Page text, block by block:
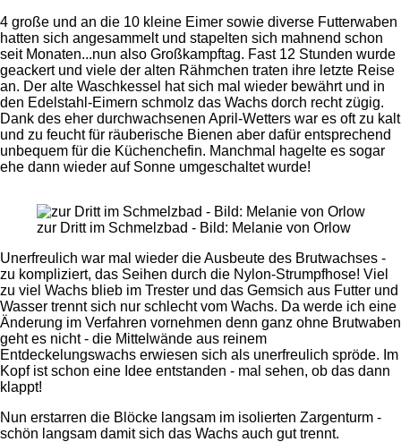
4 große und an die 10 kleine Eimer sowie diverse Futterwaben
hatten sich angesammelt und stapelten sich mahnend schon
seit Monaten...nun also Großkampftag. Fast 12 Stunden wurde
geackert und viele der alten Rähmchen traten ihre letzte Reise
an. Der alte Waschkessel hat sich mal wieder bewährt und in
den Edelstahl-Eimern schmolz das Wachs dorch recht zügig.
Dank des eher durchwachsenen April-Wetters war es oft zu kalt
und zu feucht für räuberische Bienen aber dafür entsprechend
unbequem für die Küchenchefin. Manchmal hagelte es sogar
ehe dann wieder auf Sonne umgeschaltet wurde!
zur Dritt im Schmelzbad - Bild: Melanie von Orlow
Unerfreulich war mal wieder die Ausbeute des Brutwachses -
zu kompliziert, das Seihen durch die Nylon-Strumpfhose! Viel
zu viel Wachs blieb im Trester und das Gemsich aus Futter und
Wasser trennt sich nur schlecht vom Wachs. Da werde ich eine
Änderung im Verfahren vornehmen denn ganz ohne Brutwaben
geht es nicht - die Mittelwände aus reinem
Entdeckelungswachs erwiesen sich als unerfreulich spröde. Im
Kopf ist schon eine Idee entstanden - mal sehen, ob das dann
klappt!
Nun erstarren die Blöcke langsam im isolierten Zargenturm -
schön langsam damit sich das Wachs auch gut trennt.